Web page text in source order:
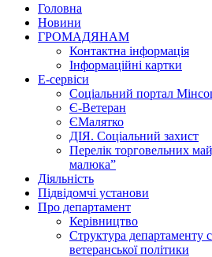
Головна
Новини
ГРОМАДЯНАМ
Контактна інформація
Інформаційні картки
Е-сервіси
Соціальний портал
Є-Ветеран
ЄМалятко
ДІЯ. Соціальний захист
Перелік торговельних
малюка”
Діяльність
Підвідомчі установи
Про департамент
Керівництво
Структура департаменту
ветеранської політики